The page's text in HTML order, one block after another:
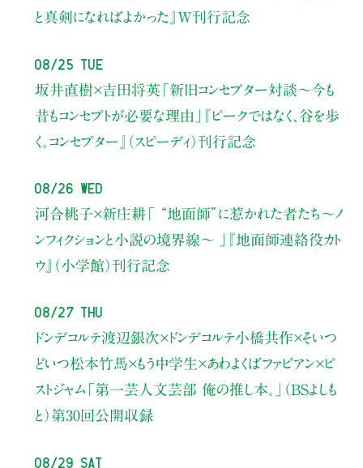
と真剣になればよかった』W刊行記念
08/25 Tue
坂井直樹×吉田将英「新旧コンセプター対談～今も
昔もコンセプトが必要な理由」
『ピークではなく、谷を歩
く。コンセプター』（スピーディ）刊行記念
08/26 Wed
河合桃子×新庄耕「 “地面師”に惹かれた者たち〜ノ
ンフィクションと小説の境界線〜 」
『地面師連絡役カト
ウ』（小学館）刊行記念
08/27 Thu
ドンデコルテ渡辺銀次×ドンデコルテ小橋共作×そいつ
どいつ松本竹馬×もう中学生×あわよくばファビアン×ピ
ストジャム「第一芸人文芸部 俺の推し本。」（BSよしも
と） 第30回公開収録
08/29 Sat